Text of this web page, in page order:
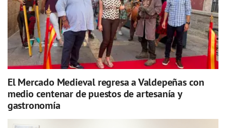
El Mercado Medieval regresa a Valdepeñas con
medio centenar de puestos de artesanía y
gastronomía